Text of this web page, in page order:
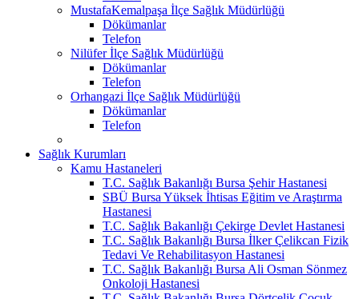
MustafaKemalpaşa İlçe Sağlık Müdürlüğü
Dökümanlar
Telefon
Nilüfer İlçe Sağlık Müdürlüğü
Dökümanlar
Telefon
Orhangazi İlçe Sağlık Müdürlüğü
Dökümanlar
Telefon
Sağlık Kurumları
Kamu Hastaneleri
T.C. Sağlık Bakanlığı Bursa Şehir Hastanesi
SBÜ Bursa Yüksek İhtisas Eğitim ve Araştırma
Hastanesi
T.C. Sağlık Bakanlığı Çekirge Devlet Hastanesi
T.C. Sağlık Bakanlığı Bursa İlker Çelikcan Fizik
Tedavi Ve Rehabilitasyon Hastanesi
T.C. Sağlık Bakanlığı Bursa Ali Osman Sönmez
Onkoloji Hastanesi